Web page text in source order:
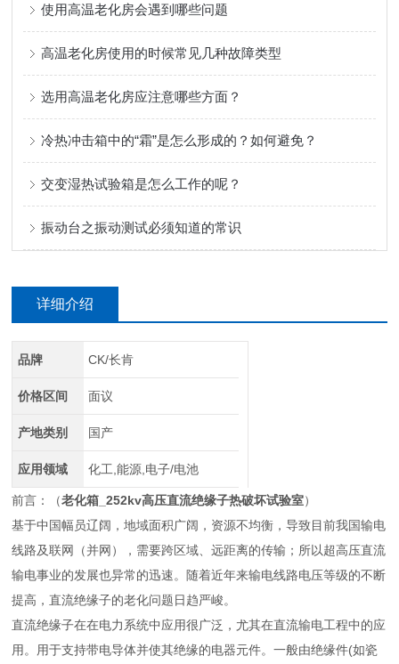
使用高温老化房会遇到哪些问题
高温老化房使用的时候常见几种故障类型
选用高温老化房应注意哪些方面？
冷热冲击箱中的“霜”是怎么形成的？如何避免？
交变湿热试验箱是怎么工作的呢？
振动台之振动测试必须知道的常识
详细介绍
品牌 CK/长肯
价格区间 面议
产地类别 国产
应用领域 化工,能源,电子/电池
前言：（老化箱_252kv高压直流绝缘子热破坏试验室）
基于中国幅员辽阔，地域面积广阔，资源不均衡，导致目前我国输电
线路及联网（并网），需要跨区域、远距离的传输；所以超高压直流
输电事业的发展也异常的迅速。随着近年来输电线路电压等级的不断
提高，直流绝缘子的老化问题日趋严峻。
直流绝缘子在在电力系统中应用很广泛，尤其在直流输电工程中的应
用。用于支持带电导体并使其绝缘的电器元件。一般由绝缘件(如瓷